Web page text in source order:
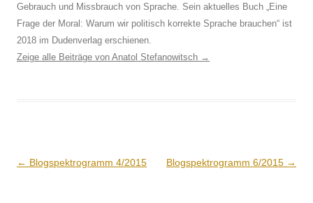
Gebrauch und Missbrauch von Sprache. Sein aktuelles Buch „Eine
Frage der Moral: Warum wir politisch korrekte Sprache brauchen“ ist
2018 im Dudenverlag erschienen.
Zeige alle Beiträge von Anatol Stefanowitsch →
Beitrags-
← Blogspektrogramm 4/2015 Blogspektrogramm 6/2015 →